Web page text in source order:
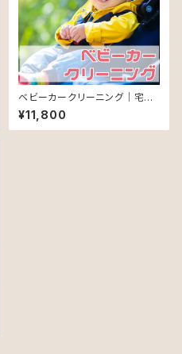
ベビーカークリーニング｜宅配
（四国中国九州）
¥11,800